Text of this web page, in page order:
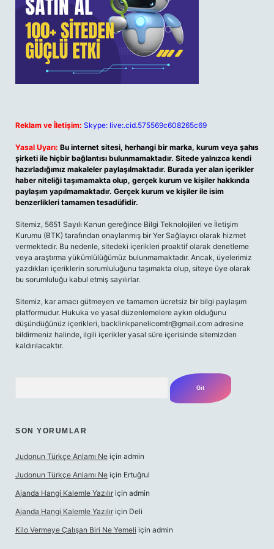
Reklam ve İletişim: Skype: live:.cid.575569c608265c69
Yasal Uyarı: Bu internet sitesi, herhangi bir marka, kurum veya şahıs
şirketi ile hiçbir bağlantısı bulunmamaktadır. Sitede yalnızca kendi
hazırladığımız makaleler paylaşılmaktadır. Burada yer alan içerikler
haber niteliği taşımamakta olup, gerçek kurum ve kişiler hakkında
paylaşım yapılmamaktadır. Gerçek kurum ve kişiler ile isim
benzerlikleri tamamen tesadüfidir.
Sitemiz, 5651 Sayılı Kanun gereğince Bilgi Teknolojileri ve İletişim
Kurumu (BTK) tarafından onaylanmış bir Yer Sağlayıcı olarak hizmet
vermektedir. Bu nedenle, sitedeki içerikleri proaktif olarak denetleme
veya araştırma yükümlülüğümüz bulunmamaktadır. Ancak, üyelerimiz
yazdıkları içeriklerin sorumluluğunu taşımakta olup, siteye üye olarak
bu sorumluluğu kabul etmiş sayılırlar.
Sitemiz, kar amacı gütmeyen ve tamamen ücretsiz bir bilgi paylaşım
platformudur. Hukuka ve yasal düzenlemelere aykırı olduğunu
düşündüğünüz içerikleri, backlinkpanelicomtr@gmail.com adresine
bildirmeniz halinde, ilgili içerikler yasal süre içerisinde sitemizden
kaldırılacaktır.
SON YORUMLAR
Judonun Türkçe Anlamı Ne için admin
Judonun Türkçe Anlamı Ne için Ertuğrul
Ajanda Hangi Kalemle Yazılır için admin
Ajanda Hangi Kalemle Yazılır için Deli
Kilo Vermeye Çalışan Biri Ne Yemeli için admin